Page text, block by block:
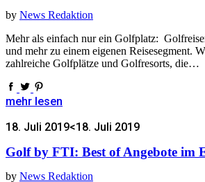
by News Redaktion
Mehr als einfach nur ein Golfplatz:
und mehr zu einem eigenen Reisesegment.
zahlreiche Golfplätze und Golfresorts, die…
mehr lesen
18. Juli 2019<18. Juli 2019
Golf by FTI: Best of Angebote im
by News Redaktion